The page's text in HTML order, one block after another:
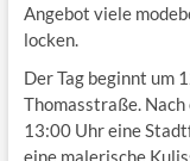
Angebot viele
locken.
Der Tag beginnt um
Thomasstraße.
13:00 Uhr eine
eine malerische